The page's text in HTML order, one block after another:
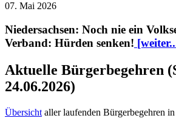
07. Mai 2026
Niedersachsen: Noch nie ein
Verband: Hürden senken!
Aktuelle Bürgerbegehren
24.06.2026)
Übersicht aller laufenden Bürgerbegehren